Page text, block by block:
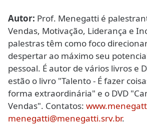
Autor: Prof. Menegatti é
Vendas, Motivação, Liderança e
palestras têm como foco
despertar ao máximo seu
pessoal. É autor de vários livros e
estão o livro "Talento - É fazer
forma extraordinária" e o DVD
Vendas". Contatos:
menegatti@menegatti.srv.br.